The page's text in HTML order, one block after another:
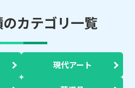
カテゴリ一覧
現代アート